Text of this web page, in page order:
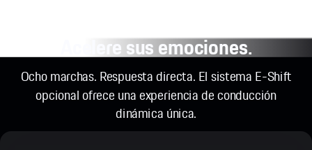
Acelere sus emociones.
Ocho marchas. Respuesta directa. El sistema E-Shift
opcional ofrece una experiencia de conducción
dinámica única.